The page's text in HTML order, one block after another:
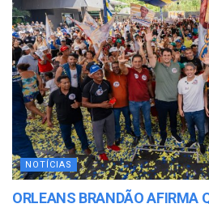
NOTÍCIAS
ORLEANS BRANDÃO AFIRMA